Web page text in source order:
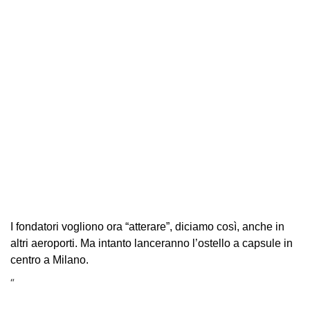
I fondatori vogliono ora “atterare”, diciamo così, anche in
altri aeroporti. Ma intanto lanceranno l’ostello a capsule in
centro a Milano.
“